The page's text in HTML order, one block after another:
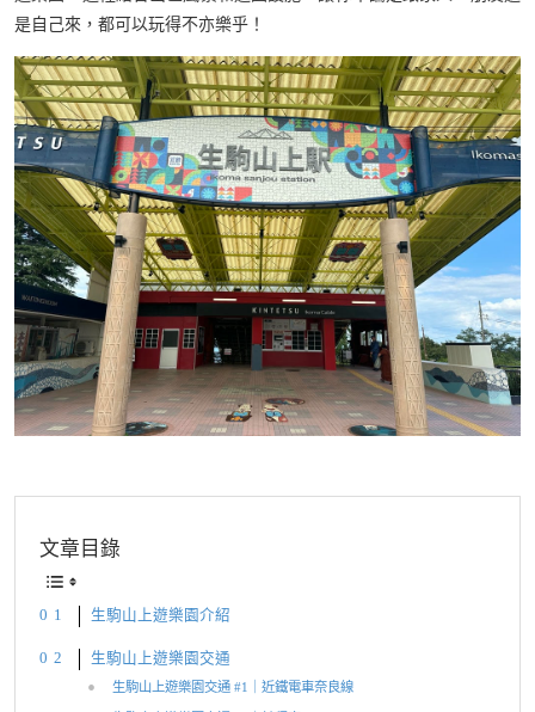
是自己來，都可以玩得不亦樂乎！
文章目錄
生駒山上遊樂園介紹
生駒山上遊樂園交通
生駒山上遊樂園交通 #1｜近鐵電車奈良線